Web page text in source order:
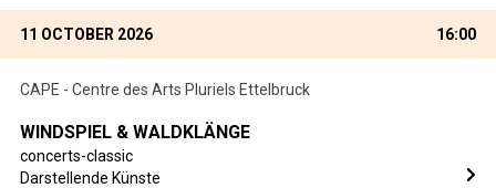
11 OCTOBER 2026 16:00
CAPE - Centre des Arts Pluriels Ettelbruck
WINDSPIEL & WALDKLÄNGE
concerts-classic
Darstellende Künste